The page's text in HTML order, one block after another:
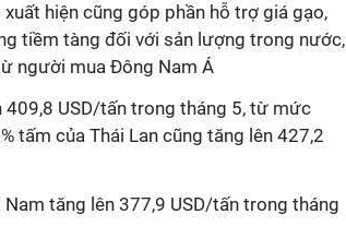
hiện cũng góp phần hỗ trợ giá gạo,
tiềm tàng đối với sản lượng trong nước,
người mua Đông Nam Á
409,8 USD/tấn trong tháng 5, từ mức
tấm của Thái Lan cũng tăng lên 427,2
tăng lên 377,9 USD/tấn trong tháng